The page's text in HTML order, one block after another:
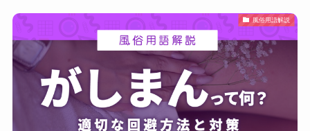
風俗用語解説